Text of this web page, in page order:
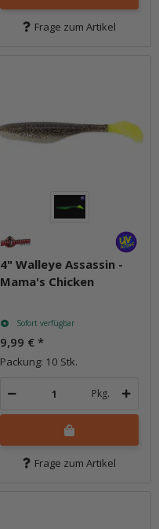
Frage zum Artikel
4" Walleye Assassin -
Mama's Chicken
Sofort verfügbar
9,99 € *
Packung: 10 Stk.
Pkg.
Frage zum Artikel